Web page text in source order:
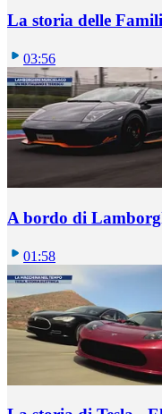
La storia delle
03:56
A bordo di
01:58